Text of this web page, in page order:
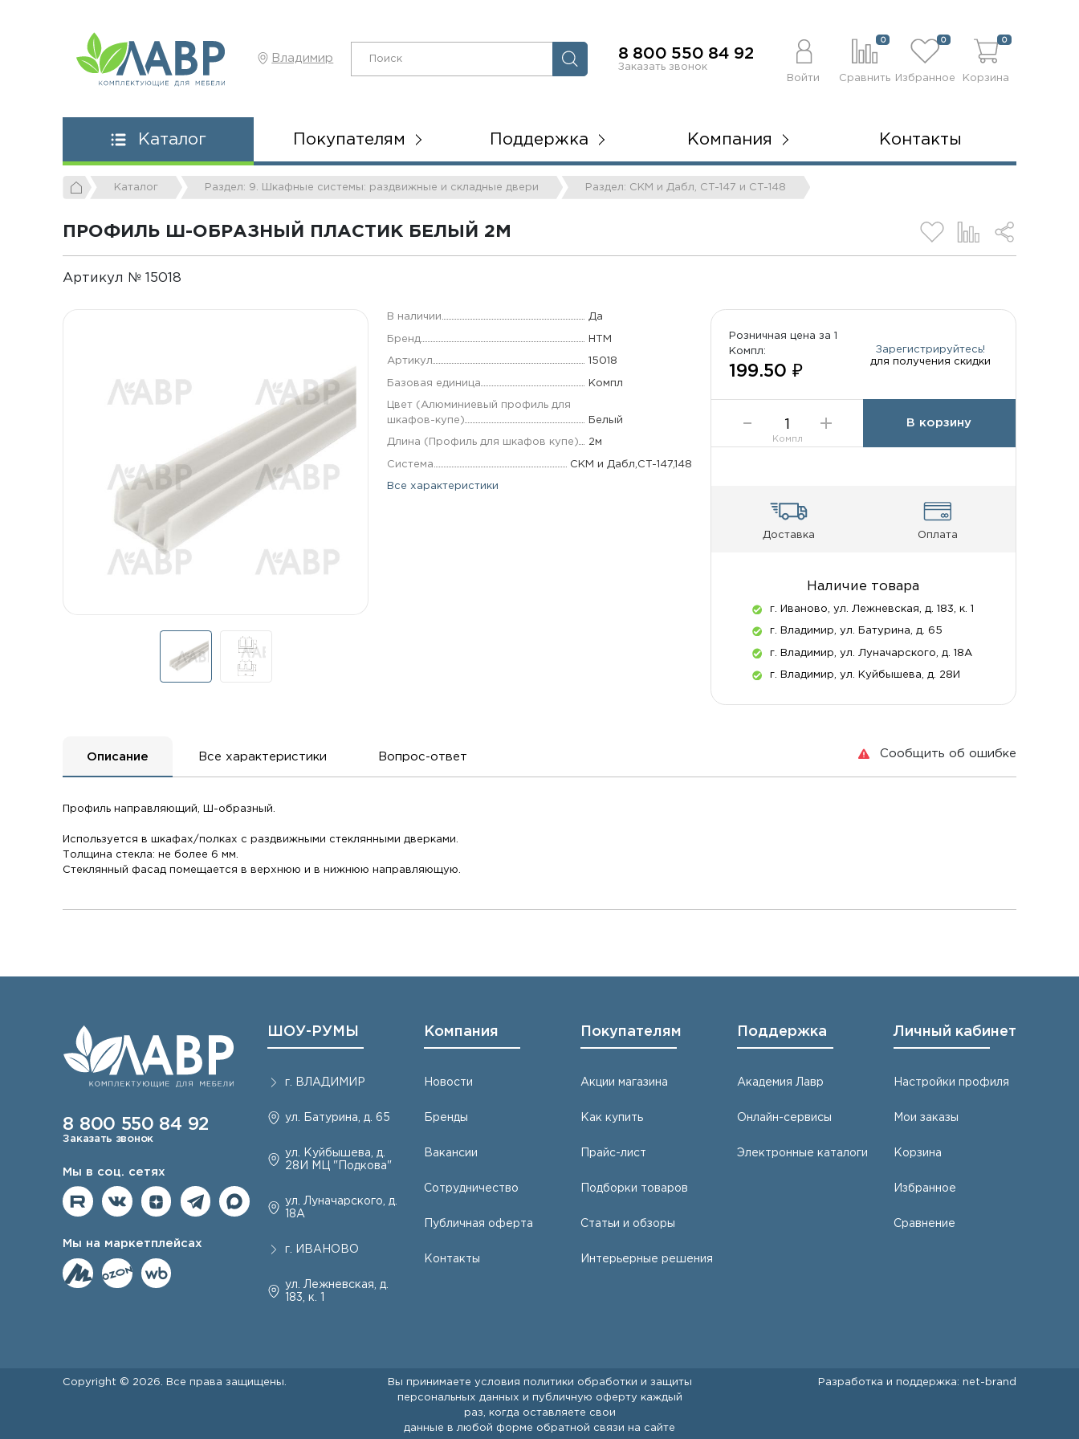
Владимир 8 800 550 84 92
Заказать звонок
Войти
0
Сравнить
0
Избранное
0
Корзина
Каталог Покупателям Поддержка Компания Контакты
Каталог Раздел: 9. Шкафные системы: раздвижные и складные двери Раздел: СКМ и Дабл, CT-147 и CT-148
ПРОФИЛЬ Ш-ОБРАЗНЫЙ ПЛАСТИК БЕЛЫЙ 2М
Артикул № 15018
В наличии Да
Бренд НТМ
Артикул 15018
Базовая единица Компл
Цвет (Алюминиевый профиль для
шкафов-купе)
Белый
Длина (Профиль для шкафов купе) 2м
Система СКМ и Дабл,CT-147,148
Все характеристики
Розничная цена за 1
Компл:
199.50 ₽
Зарегистрируйтесь!
для получения скидки
Компл
В корзину
Доставка Оплата
Наличие товара
г. Иваново, ул. Лежневская, д. 183, к. 1
г. Владимир, ул. Батурина, д. 65
г. Владимир, ул. Луначарского, д. 18А
г. Владимир, ул. Куйбышева, д. 28И
Сообщить об ошибке
Описание Все характеристики Вопрос-ответ
Профиль направляющий, Ш-образный.
Используется в шкафах/полках с раздвижными стеклянными дверками.
Толщина стекла: не более 6 мм.
Стеклянный фасад помещается в верхнюю и в нижнюю направляющую.
8 800 550 84 92
Заказать звонок
Мы в соц. сетях
Мы на маркетплейсах
ШОУ-РУМЫ
г. ВЛАДИМИР
ул. Батурина, д. 65
ул. Куйбышева, д.
28И МЦ "Подкова"
ул. Луначарского, д.
18А
г. ИВАНОВО
ул. Лежневская, д.
183, к. 1
Компания
Новости
Бренды
Вакансии
Сотрудничество
Публичная оферта
Контакты
Покупателям
Акции магазина
Как купить
Прайс-лист
Подборки товаров
Статьи и обзоры
Интерьерные решения
Поддержка
Академия Лавр
Онлайн-сервисы
Электронные каталоги
Личный кабинет
Настройки профиля
Мои заказы
Корзина
Избранное
Сравнение
Copyright © 2026. Все права защищены. Вы принимаете условия политики обработки и защиты
персональных данных и публичную оферту каждый
раз, когда оставляете свои
данные в любой форме обратной связи на сайте
Разработка и поддержка: net- brand